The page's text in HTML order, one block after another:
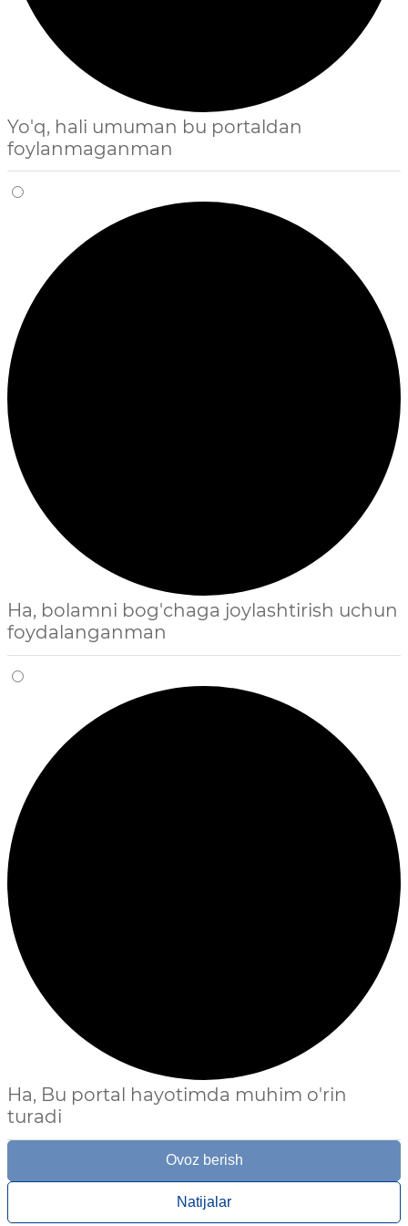
Yo'q, hali umuman bu portaldan
foylanmaganman
Ha, bolamni bog'chaga joylashtirish uchun
foydalanganman
Ha, Bu portal hayotimda muhim o'rin
turadi
Ovoz berish
Natijalar